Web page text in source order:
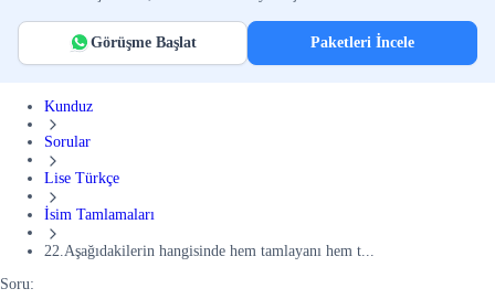
Görüşme Başlat Paketleri İncele
Kunduz
Sorular
Lise Türkçe
İsim Tamlamaları
22.Aşağıdakilerin hangisinde hem tamlayanı hem t...
Soru: